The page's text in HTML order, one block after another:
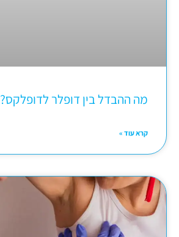
מה ההבדל בין דופלר לדופלקס?
קרא עוד »